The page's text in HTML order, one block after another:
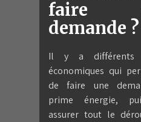
faire
demande ?
Il y a différents
économiques qui
de faire une
prime énergie,
assurer tout le